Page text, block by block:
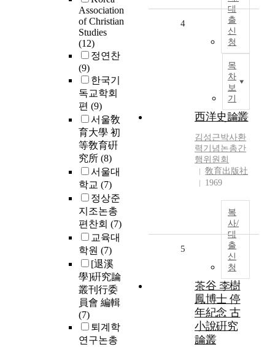
Association
of Christian
Studies
(12)
정연찬
(9)
한국기
독교학회
편 (9)
서울敎
育大學 初
等敎育硏
究所 (8)
서울대
학교 (7)
정상준
지조논총
편찬회 (7)
교육대
학원 (7)
[退溪
學]硏究論
叢刊行委
員會 編輯
(7)
퇴계학
연구논총
대
출
신
청
목
차
보
기
4
西洋史論叢
김성근박사환
력기념논총간
행위원회
敎育出版社
1969
복
사/
대
출
신
청
5
茶谷 李樹
鳳博士 停
年紀念 古
小說硏究
論叢